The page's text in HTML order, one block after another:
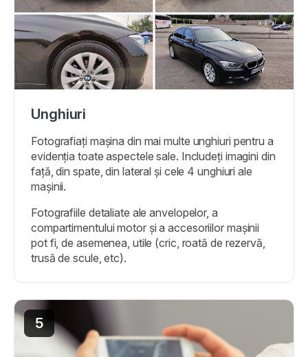
Unghiuri
Fotografiați mașina din mai multe unghiuri pentru a
evidenția toate aspectele sale. Includeți imagini din
față, din spate, din lateral și cele 4 unghiuri ale
mașinii.
Fotografiile detaliate ale anvelopelor, a
compartimentului motor și a accesoriilor mașinii
pot fi, de asemenea, utile (cric, roată de rezervă,
trusă de scule, etc).
5